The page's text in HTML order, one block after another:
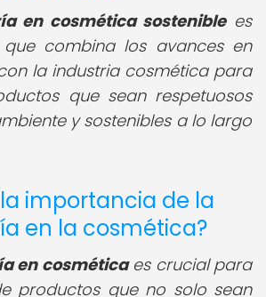
en cosmética sosteniblees
combina los avances en
la industria cosmética para
que sean respetuosos
y sostenibles a lo largo
la importancia de la
en la cosmética?
en cosméticaes crucial para
productos que no solo sean